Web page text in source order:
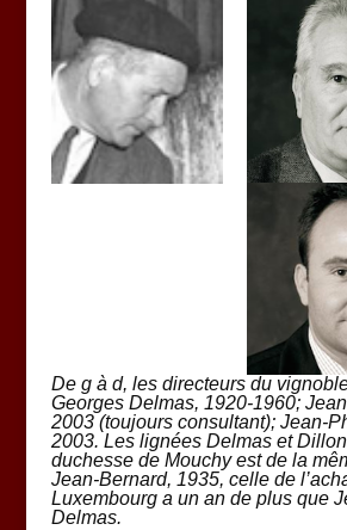
De g à d, les directeurs du
Georges Delmas, 1920-1960;
2003 (toujours consultant); Jean-
2003. Les lignées Delmas et
duchesse de Mouchy est de la
Jean-Bernard, 1935, celle de
Luxembourg a un an de plus que
Delmas.